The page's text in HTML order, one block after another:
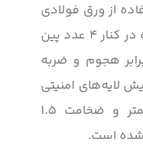
از ورق فولادی
قوطی کشی شده مهندسی شده در کنار ۴ عدد پین
هجوم و ضربه
لایه‌های امنیتی
از کلافی با ضخامت ۱.۲۵ میلیمتر و ضخامت ۱.۵
شده است.